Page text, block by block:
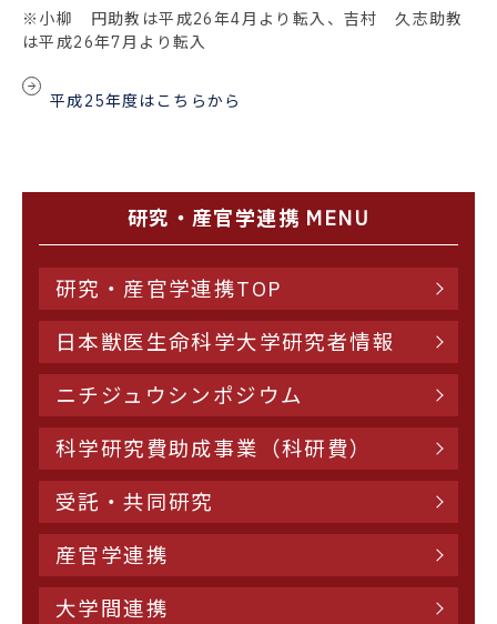
※小柳 円助教は平成26年4月より転入、吉村 久志助教
は平成26年7月より転入
平成25年度はこちらから
研究・産官学連携 MENU
研究・産官学連携TOP
日本獣医生命科学大学研究者情報
ニチジュウシンポジウム
科学研究費助成事業（科研費）
受託・共同研究
産官学連携
大学間連携